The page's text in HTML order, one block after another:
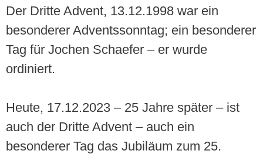
Der Dritte Advent, 13.12.1998 war ein
besonderer Adventssonntag; ein besonderer
Tag für Jochen Schaefer – er wurde
ordiniert.
Heute, 17.12.2023 – 25 Jahre später – ist
auch der Dritte Advent – auch ein
besonderer Tag das Jubiläum zum 25.